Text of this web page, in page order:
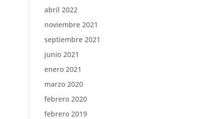
abril 2022
noviembre 2021
septiembre 2021
junio 2021
enero 2021
marzo 2020
febrero 2020
febrero 2019